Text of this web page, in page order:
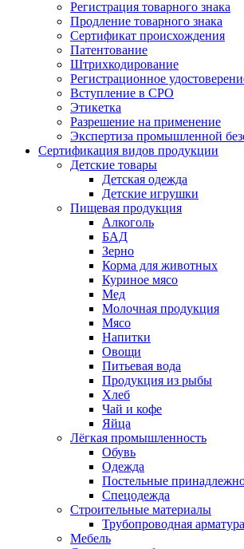
Регистрация товарного знака
Продление товарного знака
Сертификат происхождения
Патентование
Штрихкодирование
Регистрационное
Вступление в СРО
Этикетка
Разрешение на применение
Экспертиза промышленной
Сертификация видов продукции
Детские товары
Детская одежда
Детские игрушки
Пищевая продукция
Алкоголь
БАД
Зерно
Корма для животных
Куриное мясо
Мед
Молочная продукция
Мясо
Напитки
Овощи
Питьевая вода
Продукция из рыбы
Хлеб
Чай и кофе
Яйца
Лёгкая промышленность
Обувь
Одежда
Постельные
Спецодежда
Строительные материалы
Трубопроводная арматура
Мебель